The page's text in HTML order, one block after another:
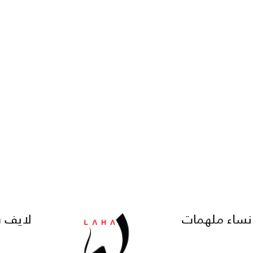
نساء ملهمات لايف